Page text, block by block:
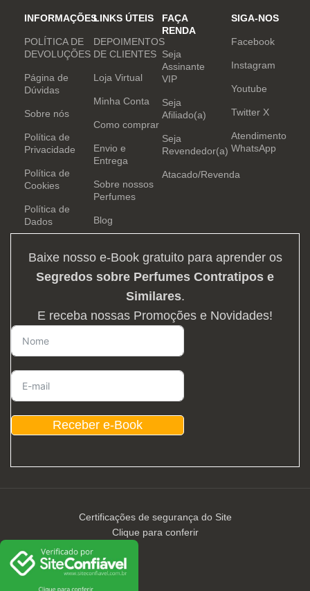
INFORMAÇÕES
POLÍTICA DE
DEVOLUÇÕES
Página de
Dúvidas
Sobre nós
Política de
Privacidade
Política de
Cookies
Política de
Dados
LINKS ÚTEIS
DEPOIMENTOS
DE CLIENTES
Loja Virtual
Minha Conta
Como comprar
Envio e
Entrega
Sobre nossos
Perfumes
Blog
FAÇA
RENDA
Seja
Assinante
VIP
Seja
Afiliado(a)
Seja
Revendedor(a)
Atacado/Revenda
SIGA-NOS
Facebook
Instagram
Youtube
Twitter X
Atendimento
WhatsApp
Baixe nosso e-Book gratuito para aprender os
Segredos sobre Perfumes Contratipos e
Similares.
E receba nossas Promoções e Novidades!
Receber e-Book
Certificações de segurança do Site
Clique para conferir